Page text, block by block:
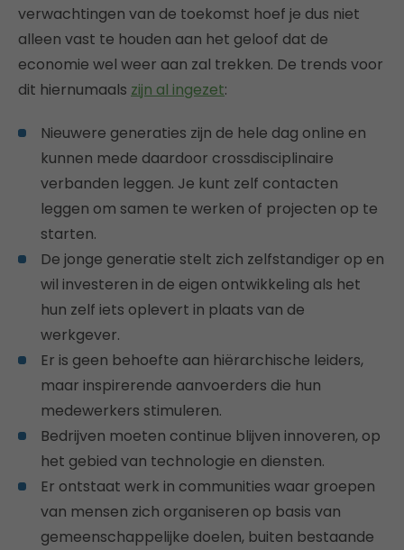
verwachtingen van de toekomst hoef je dus niet
alleen vast te houden aan het geloof dat de
economie wel weer aan zal trekken. De trends voor
dit hiernumaals zijn al ingezet:
Nieuwere generaties zijn de hele dag online en
kunnen mede daardoor crossdisciplinaire
verbanden leggen. Je kunt zelf contacten
leggen om samen te werken of projecten op te
starten.
De jonge generatie stelt zich zelfstandiger op en
wil investeren in de eigen ontwikkeling als het
hun zelf iets oplevert in plaats van de
werkgever.
Er is geen behoefte aan hiërarchische leiders,
maar inspirerende aanvoerders die hun
medewerkers stimuleren.
Bedrijven moeten continue blijven innoveren, op
het gebied van technologie en diensten.
Er ontstaat werk in communities waar groepen
van mensen zich organiseren op basis van
gemeenschappelijke doelen, buiten bestaande